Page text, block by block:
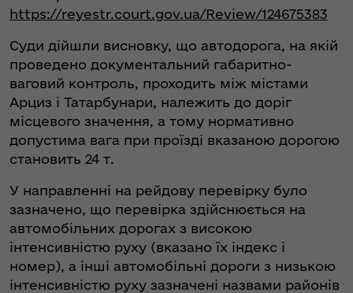
https://reyestr.court.gov.ua/Review/124675383
Суди дійшли висновку, що автодорога, на якій
проведено документальний габаритно-
ваговий контроль, проходить між містами
Арциз і Татарбунари, належить до доріг
місцевого значення, а тому нормативно
допустима вага при проїзді вказаною дорогою
становить 24 т.
У направленні на рейдову перевірку було
зазначено, що перевірка здійснюється на
автомобільних дорогах з високою
інтенсивністю руху (вказано їх індекс і
номер), а інші автомобільні дороги з низькою
інтенсивністю руху зазначені назвами районів